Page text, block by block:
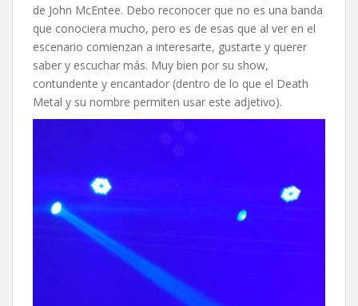
de John McEntee. Debo reconocer que no es una banda
que conociera mucho, pero es de esas que al ver en el
escenario comienzan a interesarte, gustarte y querer
saber y escuchar más. Muy bien por su show,
contundente y encantador (dentro de lo que el Death
Metal y su nombre permiten usar este adjetivo).